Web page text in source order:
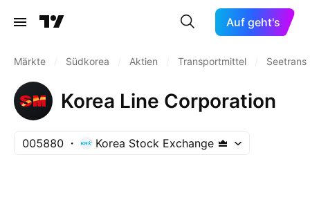
Auf geht's
Märkte Südkorea Aktien Transportmittel
Korea Line Corporation
005880 Korea Stock Exchange